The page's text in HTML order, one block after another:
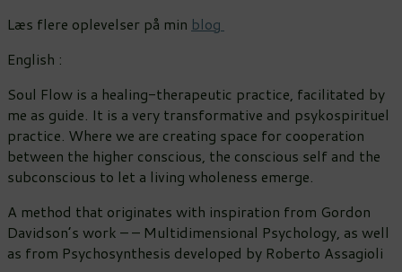
Læs flere oplevelser på min blog
English :
Soul Flow is a healing-therapeutic practice, facilitated by
me as guide. It is a very transformative and psykospirituel
practice. Where we are creating space for cooperation
between the higher conscious, the conscious self and the
subconscious to let a living wholeness emerge.
A method that originates with inspiration from Gordon
Davidson’s work – – Multidimensional Psychology, as well
as from Psychosynthesis developed by Roberto Assagioli